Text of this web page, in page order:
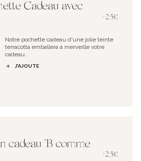
Cadeau avec
+2.5€
Notre pochette cadeau d'une jolie teinte
terracotta emballera à merveille votre
cadeau.
J’AJOUTE
cadeau "B comme
+2.5€